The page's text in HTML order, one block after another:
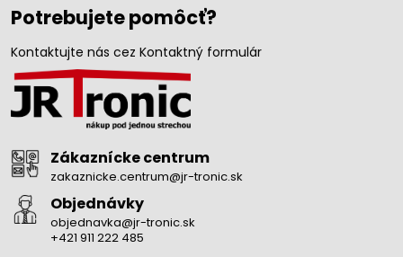
Potrebujete pomôcť?
Kontaktujte nás cez Kontaktný formulár
Zákaznícke centrum
zakaznicke.centrum@jr-tronic.sk
Objednávky
objednavka@jr-tronic.sk
+421 911 222 485